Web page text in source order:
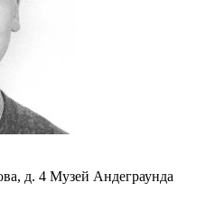
д. 4 Музей Андеграунда